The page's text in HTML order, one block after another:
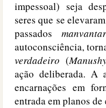
impessoal) seja
seres que se
passados
autoconsciência,
verdadeiro (
ação deliberada. A
encarnações em
entrada em planos